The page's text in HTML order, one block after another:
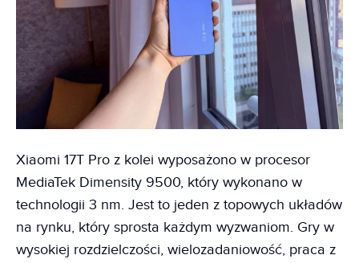
Xiaomi 17T Pro z kolei wyposażono w procesor
MediaTek Dimensity 9500, który wykonano w
technologii 3 nm. Jest to jeden z topowych układów
na rynku, który sprosta każdym wyzwaniom. Gry w
wysokiej rozdzielczości, wielozadaniowość, praca z